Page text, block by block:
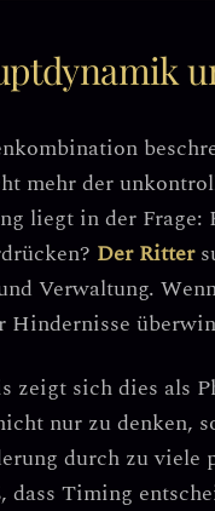
mehr der
liegt in der Frage:
Der Ritter
Verwaltung.
Hindernisse
zeigt sich dies als
nur zu denken,
durch zu viele
dass Timing